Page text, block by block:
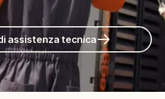
assistenza tecnica